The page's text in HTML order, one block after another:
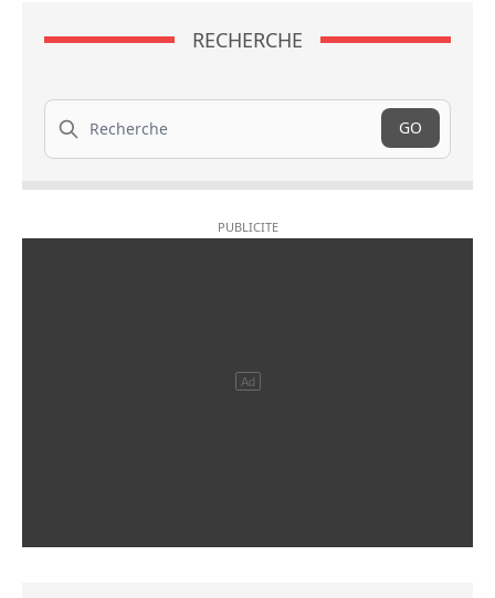
RECHERCHE
Recherche
GO